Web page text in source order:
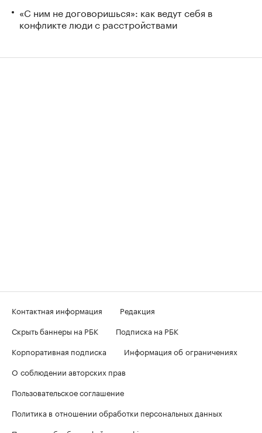
«С ним не договоришься»: как ведут себя в
конфликте люди с расстройствами
Контактная информация
Редакция
Скрыть баннеры на РБК
Подписка на РБК
Корпоративная подписка
Информация об ограничениях
О соблюдении авторских прав
Пользовательское соглашение
Политика в отношении обработки персональных данных